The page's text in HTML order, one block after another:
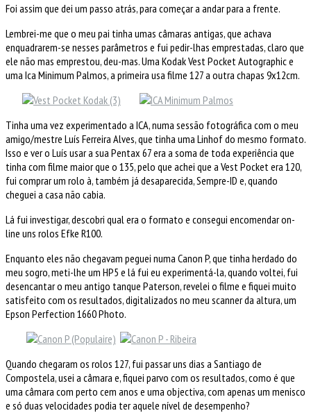
Foi assim que dei um passo atrás, para começar a andar para a frente.
Lembrei-me que o meu pai tinha umas câmaras antigas, que achava
enquadrarem-se nesses parâmetros e fui pedir-lhas emprestadas, claro que
ele não mas emprestou, deu-mas. Uma Kodak Vest Pocket Autographic e
uma Ica Minimum Palmos, a primeira usa filme 127 a outra chapas 9x12cm.
Tinha uma vez experimentado a ICA, numa sessão fotográfica com o meu
amigo/mestre Luís Ferreira Alves, que tinha uma Linhof do mesmo formato.
Isso e ver o Luís usar a sua Pentax 67 era a soma de toda experiência que
tinha com filme maior que o 135, pelo que achei que a Vest Pocket era 120,
fui comprar um rolo à, também já desaparecida, Sempre-ID e, quando
cheguei a casa não cabia.
Lá fui investigar, descobri qual era o formato e consegui encomendar on-
line uns rolos Efke R100.
Enquanto eles não chegavam peguei numa Canon P, que tinha herdado do
meu sogro, meti-lhe um HP5 e lá fui eu experimentá-la, quando voltei, fui
desencantar o meu antigo tanque Paterson, revelei o filme e fiquei muito
satisfeito com os resultados, digitalizados no meu scanner da altura, um
Epson Perfection 1660 Photo.
Quando chegaram os rolos 127, fui passar uns dias a Santiago de
Compostela, usei a câmara e, fiquei parvo com os resultados, como é que
uma câmara com perto cem anos e uma objectiva, com apenas um menisco
e só duas velocidades podia ter aquele nível de desempenho?